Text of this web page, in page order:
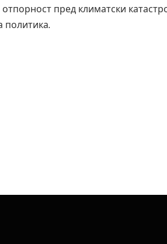
пред климатски
политика.